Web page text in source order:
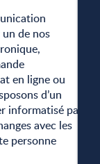
de nos
en ligne ou
d’un
informatisé par
avec les
personne